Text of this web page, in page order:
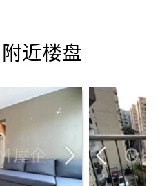
近楼盘